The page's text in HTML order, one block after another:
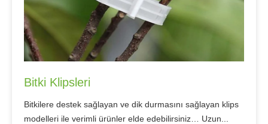
Bitki Klipsleri
Bitkilere destek sağlayan ve dik durmasını sağlayan klips
modelleri ile verimli ürünler elde edebilirsiniz… Uzun...